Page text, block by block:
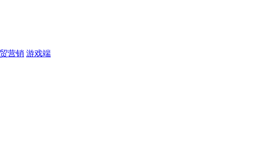
营销 游戏端